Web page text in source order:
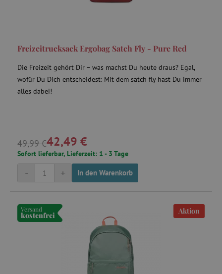
Freizeitrucksack Ergobag Satch Fly - Pure Red
Die Freizeit gehört Dir – was machst Du heute draus? Egal,
wofür Du Dich entscheidest: Mit dem satch fly hast Du immer
alles dabei!
49,99 €42,49 €
Sofort lieferbar, Lieferzeit: 1 - 3 Tage
+
- In den Warenkorb
Versand
kostenfrei Aktion